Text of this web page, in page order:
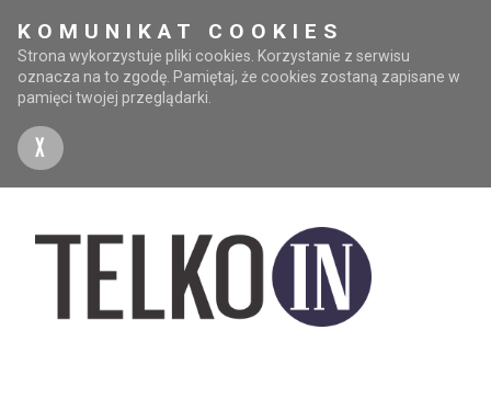
KOMUNIKAT COOKIES
Strona wykorzystuje pliki cookies. Korzystanie z serwisu
oznacza na to zgodę. Pamiętaj, że cookies zostaną zapisane w
pamięci twojej przeglądarki.
X